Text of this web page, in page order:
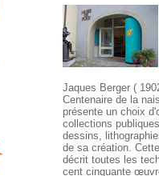
Jaques Berger (
Centenaire de la
présente un choix
collections
dessins,
de sa création.
décrit toutes les
cent cinquante